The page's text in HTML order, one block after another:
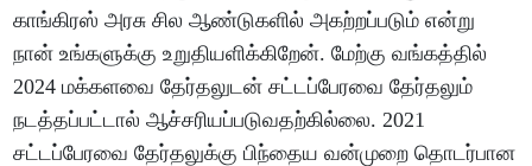
காங்கிரஸ் அரசு சில ஆண்டுகளில் அகற்றப்படும் என்று
நான் உங்களுக்கு உறுதியளிக்கிறேன். மேற்கு வங்கத்தில்
2024 மக்களவை தேர்தலுடன் சட்டப்பேரவை தேர்தலும்
நடத்தப்பட்டால் ஆச்சரியப்படுவதற்கில்லை. 2021
சட்டப்பேரவை தேர்தலுக்கு பிந்தைய வன்முறை தொடர்பான